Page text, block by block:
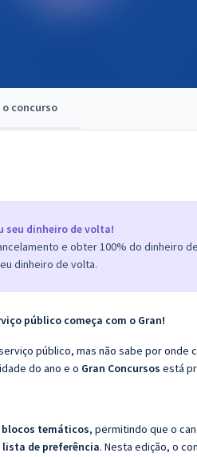
o concurso
dinheiro de volta!
e obter 100% do dinheiro
dinheiro de volta.
público começa com o Gran!
público, mas não sabe por onde
do ano e o Gran Concursos está
blocos temáticos, permitindo que o
lista de preferência. Nesta edição, o